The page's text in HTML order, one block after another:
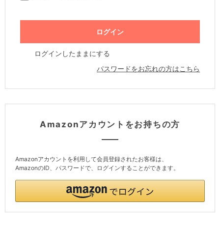
ログインしたままにする
パスワードをお忘れの方はこちら
Amazonアカウントをお持ちの方
Amazonアカウントを利用して会員登録されたお客様は、
AmazonのID、パスワードで、ログインすることができます。